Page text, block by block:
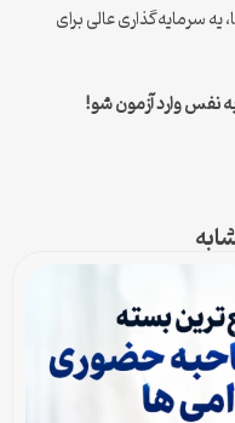
سرمایه‌گذاری عالی برای
نفس وارد آزمون شو!